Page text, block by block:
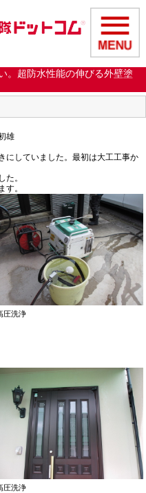
。超防水性能の伸びる外壁塗
雄
にしていました。最初は大工工事か
た。
す。
圧洗浄
圧洗浄